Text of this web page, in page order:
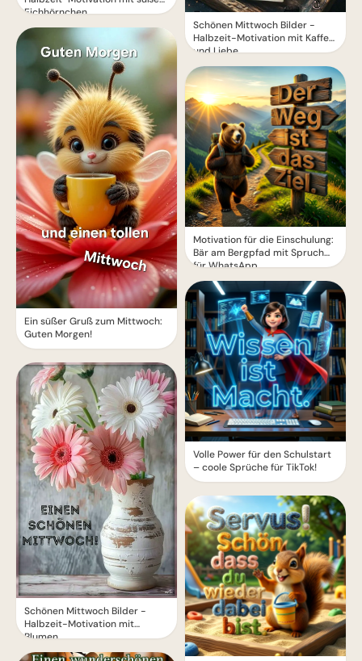
Eichhörnchen
Ein süßer Gruß zum Mittwoch:
Guten Morgen!
Schönen Mittwoch Bilder -
Halbzeit-Motivation mit
Blumen
Schönen Mittwoch Bilder -
Halbzeit-Motivation mit Kaffee
und Liebe
Motivation für die Einschulung:
Bär am Bergpfad mit Spruch
für WhatsApp
Volle Power für den Schulstart
– coole Sprüche für TikTok!